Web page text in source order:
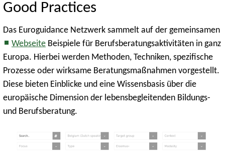
Good Practices
Das Euroguidance Netzwerk sammelt auf der gemeinsamen
Webseite Beispiele für Berufsberatungsaktivitäten in ganz
Europa. Hierbei werden Methoden, Techniken, spezifische
Prozesse oder wirksame Beratungsmaßnahmen vorgestellt.
Diese bieten Einblicke und eine Wissensbasis über die
europäische Dimension der lebensbegleitenden Bildungs-
und Berufsberatung.